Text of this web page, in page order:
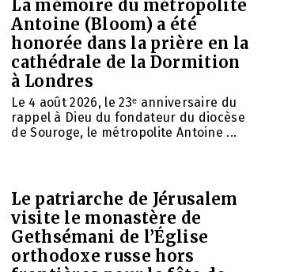
La mémoire du métropolite
Antoine (Bloom) a été
honorée dans la prière en la
cathédrale de la Dormition
à Londres
Le 4 août 2026, le 23ᵉ anniversaire du
rappel à Dieu du fondateur du diocèse
de Souroge, le métropolite Antoine ...
Le patriarche de Jérusalem
visite le monastère de
Gethsémani de l’Église
orthodoxe russe hors